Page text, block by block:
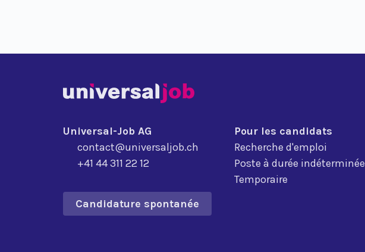
Universal-Job AG
contact@universaljob.ch
+41 44 311 22 12
Candidature spontanée
Pour les candidats
Recherche d'emploi
Poste à durée indéterminée
Temporaire